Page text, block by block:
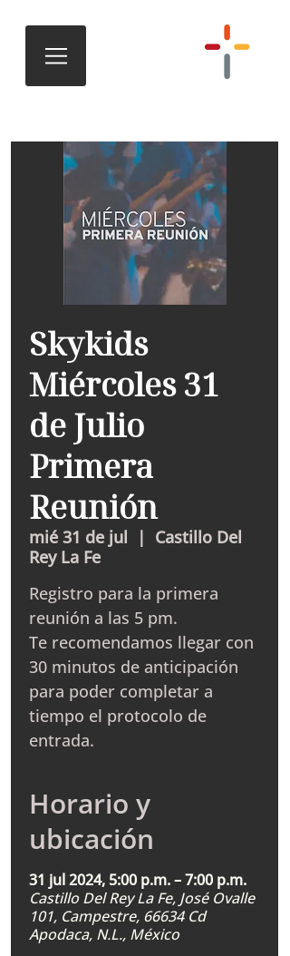
Skykids
Miércoles 31
de Julio
Primera
Reunión
mié 31 de jul
  |
Castillo Del
Rey La Fe
Registro para la primera
reunión a las 5 pm.
Te recomendamos llegar con
30 minutos de anticipación
para poder completar a
tiempo el protocolo de
entrada.
Horario y
ubicación
31 jul 2024, 5:00 p.m. – 7:00 p.m.
Castillo Del Rey La Fe, José Ovalle
101, Campestre, 66634 Cd
Apodaca, N.L., México